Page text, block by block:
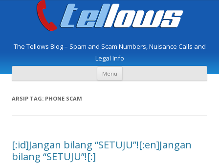
The Tellows Blog – Spam and Scam Numbers, Nuisance Calls and
Legal Info
Menu
ARSIP TAG: PHONE SCAM
[:id]Jangan bilang “SETUJU”![:en]Jangan
bilang “SETUJU”![:]